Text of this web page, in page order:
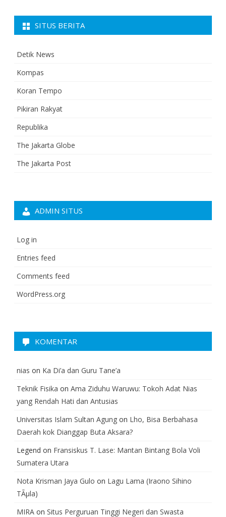
SITUS BERITA
Detik News
Kompas
Koran Tempo
Pikiran Rakyat
Republika
The Jakarta Globe
The Jakarta Post
ADMIN SITUS
Log in
Entries feed
Comments feed
WordPress.org
KOMENTAR
nias on Ka Di’a dan Guru Tane’a
Teknik Fisika on Ama Ziduhu Waruwu: Tokoh Adat Nias
yang Rendah Hati dan Antusias
Universitas Islam Sultan Agung on Lho, Bisa Berbahasa
Daerah kok Dianggap Buta Aksara?
Legend on Fransiskus T. Lase: Mantan Bintang Bola Voli
Sumatera Utara
Nota Krisman Jaya Gulo on Lagu Lama (Iraono Sihino
TÃµla)
MIRA on Situs Perguruan Tinggi Negeri dan Swasta